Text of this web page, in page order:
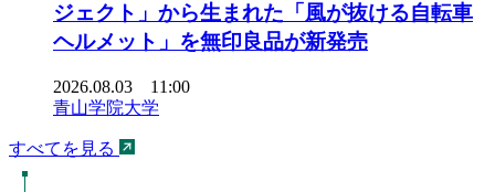
ジェクト」から生まれた「風が抜ける自転車
ヘルメット」を無印良品が新発売
2026.08.03 11:00
青山学院大学
すべてを見る